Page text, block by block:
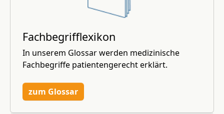
Fachbegrifflexikon
In unserem Glossar werden medizinische
Fachbegriffe patientengerecht erklärt.
zum Glossar